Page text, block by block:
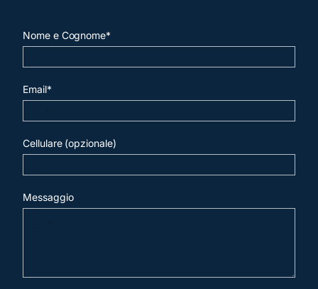
Nome e Cognome*
Email*
Cellulare (opzionale)
Messaggio